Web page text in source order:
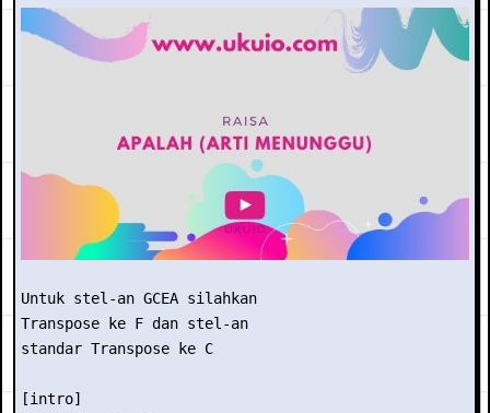
Untuk stel-an GCEA silahkan
Transpose ke F dan stel-an
standar Transpose ke C
[intro]